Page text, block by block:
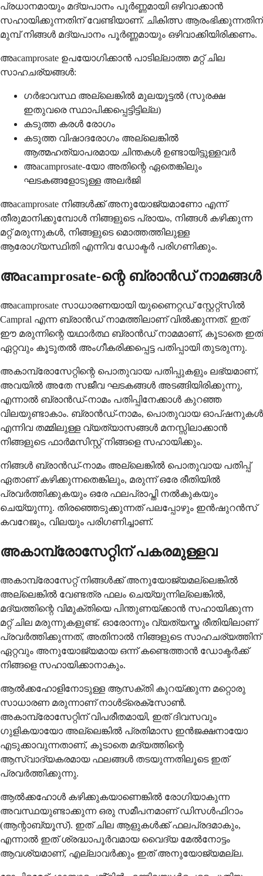
പ്രധാനമായും മദ്യപാനം പൂർണ്ണമായി ഒഴിവാക്കാൻ
സഹായിക്കുന്നതിന് വേണ്ടിയാണ്. ചികിത്സ ആരംഭിക്കുന്നതിന്
മുമ്പ് നിങ്ങൾ മദ്യപാനം പൂർണ്ണമായും ഒഴിവാക്കിയിരിക്കണം.
അacamprosate ഉപയോഗിക്കാൻ പാടില്ലാത്ത മറ്റ് ചില
സാഹചര്യങ്ങൾ:
ഗർഭാവസ്ഥ അല്ലെങ്കിൽ മുലയൂട്ടൽ (സുരക്ഷ
ഇതുവരെ സ്ഥാപിക്കപ്പെട്ടിട്ടില്ല)
കടുത്ത കരൾ രോഗം
കടുത്ത വിഷാദരോഗം അല്ലെങ്കിൽ
ആത്മഹത്യാപരമായ ചിന്തകൾ ഉണ്ടായിട്ടുള്ളവർ
അacamprosate-യോ അതിന്റെ ഏതെങ്കിലും
ഘടകങ്ങളോടുള്ള അലർജി
അacamprosate നിങ്ങൾക്ക് അനുയോജ്യമാണോ എന്ന്
തീരുമാനിക്കുമ്പോൾ നിങ്ങളുടെ പ്രായം, നിങ്ങൾ കഴിക്കുന്ന
മറ്റ് മരുന്നുകൾ, നിങ്ങളുടെ മൊത്തത്തിലുള്ള
ആരോഗ്യസ്ഥിതി എന്നിവ ഡോക്ടർ പരിഗണിക്കും.
അacamprosate-ന്റെ ബ്രാൻഡ് നാമങ്ങൾ
അacamprosate സാധാരണയായി യുണൈറ്റഡ് സ്റ്റേറ്റ്സിൽ
Campral എന്ന ബ്രാൻഡ് നാമത്തിലാണ് വിൽക്കുന്നത്. ഇത്
ഈ മരുന്നിന്റെ യഥാർത്ഥ ബ്രാൻഡ് നാമമാണ്, കൂടാതെ ഇത്
ഏറ്റവും കൂടുതൽ അംഗീകരിക്കപ്പെട്ട പതിപ്പായി തുടരുന്നു.
അകാമ്പ്രോസേറ്റിന്റെ പൊതുവായ പതിപ്പുകളും ലഭ്യമാണ്,
അവയിൽ അതേ സജീവ ഘടകങ്ങൾ അടങ്ങിയിരിക്കുന്നു,
എന്നാൽ ബ്രാൻഡ്-നാമം പതിപ്പിനേക്കാൾ കുറഞ്ഞ
വിലയുണ്ടാകാം. ബ്രാൻഡ്-നാമം, പൊതുവായ ഓപ്ഷനുകൾ
എന്നിവ തമ്മിലുള്ള വ്യത്യാസങ്ങൾ മനസ്സിലാക്കാൻ
നിങ്ങളുടെ ഫാർമസിസ്റ്റ് നിങ്ങളെ സഹായിക്കും.
നിങ്ങൾ ബ്രാൻഡ്-നാമം അല്ലെങ്കിൽ പൊതുവായ പതിപ്പ്
ഏതാണ് കഴിക്കുന്നതെങ്കിലും, മരുന്ന് ഒരേ രീതിയിൽ
പ്രവർത്തിക്കുകയും ഒരേ ഫലപ്രാപ്തി നൽകുകയും
ചെയ്യുന്നു. തിരഞ്ഞെടുക്കുന്നത് പലപ്പോഴും ഇൻഷുറൻസ്
കവറേജും, വിലയും പരിഗണിച്ചാണ്.
അകാമ്പ്രോസേറ്റിന് പകരമുള്ളവ
അകാമ്പ്രോസേറ്റ് നിങ്ങൾക്ക് അനുയോജ്യമല്ലെങ്കിൽ
അല്ലെങ്കിൽ വേണ്ടത്ര ഫലം ചെയ്യുന്നില്ലെങ്കിൽ,
മദ്യത്തിന്റെ വിമുക്തിയെ പിന്തുണയ്ക്കാൻ സഹായിക്കുന്ന
മറ്റ് ചില മരുന്നുകളുണ്ട്. ഓരോന്നും വ്യത്യസ്ത രീതിയിലാണ്
പ്രവർത്തിക്കുന്നത്, അതിനാൽ നിങ്ങളുടെ സാഹചര്യത്തിന്
ഏറ്റവും അനുയോജ്യമായ ഒന്ന് കണ്ടെത്താൻ ഡോക്ടർക്ക്
നിങ്ങളെ സഹായിക്കാനാകും.
ആൽക്കഹോളിനോടുള്ള ആസക്തി കുറയ്ക്കുന്ന മറ്റൊരു
സാധാരണ മരുന്നാണ് നാൾട്രെക്സോൺ.
അകാമ്പ്രോസേറ്റിന് വിപരീതമായി, ഇത് ദിവസവും
ഗുളികയായോ അല്ലെങ്കിൽ പ്രതിമാസ ഇൻജക്ഷനായോ
എടുക്കാവുന്നതാണ്, കൂടാതെ മദ്യത്തിന്റെ
ആസ്വാദ്യകരമായ ഫലങ്ങൾ തടയുന്നതിലൂടെ ഇത്
പ്രവർത്തിക്കുന്നു.
ആൽക്കഹോൾ കഴിക്കുകയാണെങ്കിൽ രോഗിയാകുന്ന
അവസ്ഥയുണ്ടാക്കുന്ന ഒരു സമീപനമാണ് ഡിസൾഫിറാം
(ആന്റാബ്യൂസ്). ഇത് ചില ആളുകൾക്ക് ഫലപ്രദമാകും,
എന്നാൽ ഇത് ശ്രദ്ധാപൂർവമായ വൈദ്യ മേൽനോട്ടം
ആവശ്യമാണ്, എല്ലാവർക്കും ഇത് അനുയോജ്യമല്ല.